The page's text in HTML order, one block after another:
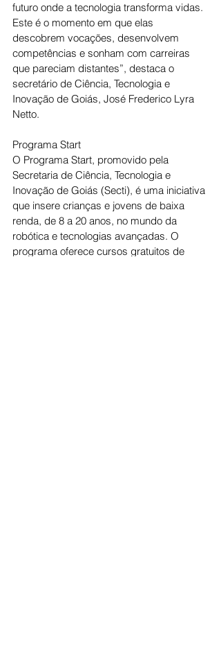
futuro onde a tecnologia transforma vidas.
Este é o momento em que elas
descobrem vocações, desenvolvem
competências e sonham com carreiras
que pareciam distantes”, destaca o
secretário de Ciência, Tecnologia e
Inovação de Goiás, José Frederico Lyra
Netto.
Programa Start
O Programa Start, promovido pela
Secretaria de Ciência, Tecnologia e
Inovação de Goiás (Secti), é uma iniciativa
que insere crianças e jovens de baixa
renda, de 8 a 20 anos, no mundo da
robótica e tecnologias avançadas. O
programa oferece cursos gratuitos de